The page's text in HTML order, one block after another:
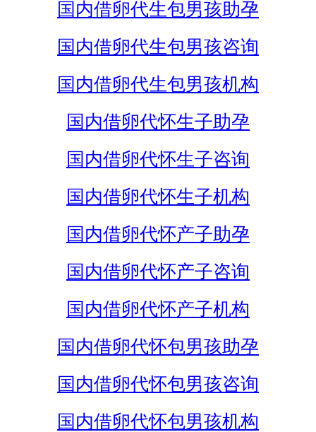
国内借卵代生包男孩助孕
国内借卵代生包男孩咨询
国内借卵代生包男孩机构
国内借卵代怀生子助孕
国内借卵代怀生子咨询
国内借卵代怀生子机构
国内借卵代怀产子助孕
国内借卵代怀产子咨询
国内借卵代怀产子机构
国内借卵代怀包男孩助孕
国内借卵代怀包男孩咨询
国内借卵代怀包男孩机构